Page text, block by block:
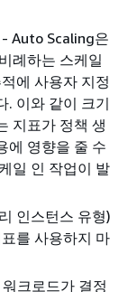
- Auto Scaling은
례하는 스케일
에 사용자 지정
. 이와 같이 크기
지표가 정책 생
에 영향을 줄 수
일 인 작업이 발
인스턴스 유형)
를 사용하지 마
크로드가 결정